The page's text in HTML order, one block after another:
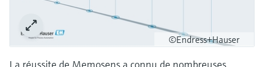
©Endress+Hauser